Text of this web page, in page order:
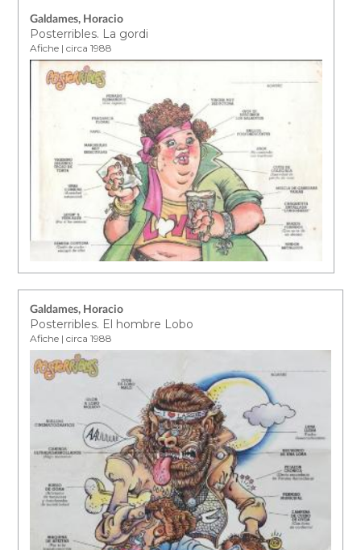
Galdames, Horacio
Posterribles. La gordi
Afiche | circa 1988
Galdames, Horacio
Posterribles. El hombre Lobo
Afiche | circa 1988